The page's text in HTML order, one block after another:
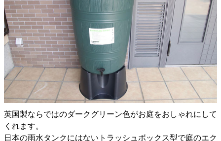
英国製ならではのダークグリーン色がお庭をおしゃれにして
くれます。
日本の雨水タンクにはないトラッシュボックス型で庭のエク